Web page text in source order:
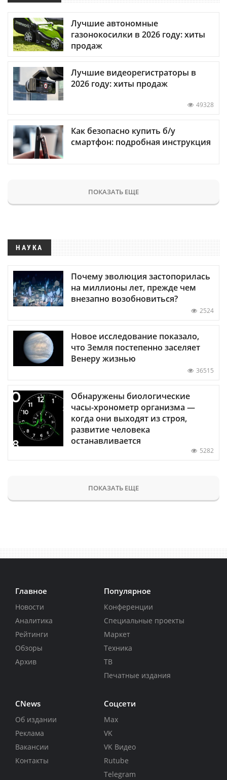
Лучшие автономные
газонокосилки в 2026 году: хиты
продаж
Лучшие видеорегистраторы в
2026 году: хиты продаж
49328
Как безопасно купить б/у
смартфон: подробная инструкция
ПОКАЗАТЬ ЕЩЕ
НАУКА
Почему эволюция застопорилась
на миллионы лет, прежде чем
внезапно возобновиться?
2524
Новое исследование показало,
что Земля постепенно заселяет
Венеру жизнью
36515
Обнаружены биологические
часы-хронометр организма —
когда они выходят из строя,
развитие человека
останавливается
5282
ПОКАЗАТЬ ЕЩЕ
Главное
Новости
Аналитика
Рейтинги
Обзоры
Архив
Популярное
Конференции
Специальные проекты
Маркет
Техника
ТВ
Печатные издания
CNews
Об издании
Реклама
Вакансии
Контакты
Соцсети
Max
VK
VK Видео
Rutube
Telegram